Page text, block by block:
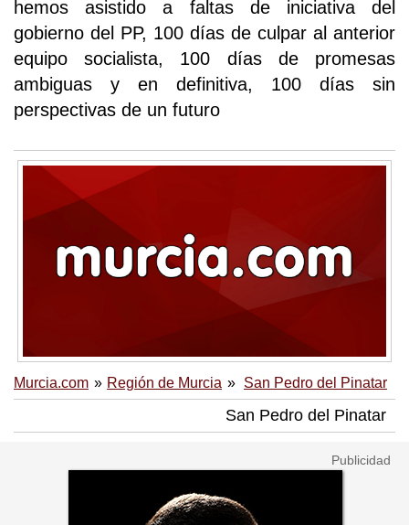
hemos asistido a faltas de iniciativa del
gobierno del PP, 100 días de culpar al anterior
equipo socialista, 100 días de promesas
ambiguas y en definitiva, 100 días sin
perspectivas de un futuro
Murcia.com Región de Murcia San Pedro del Pinatar
San Pedro del Pinatar